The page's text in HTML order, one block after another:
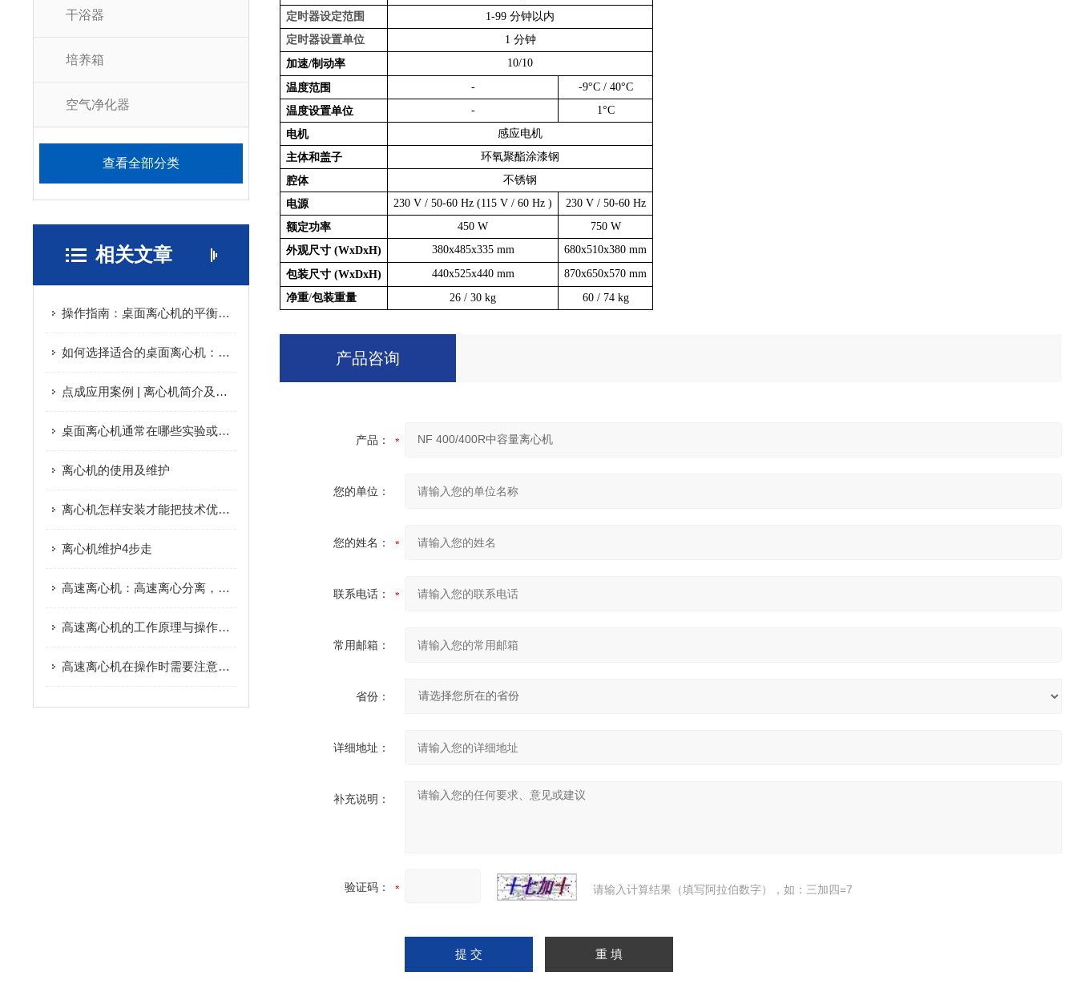
干浴器
培养箱
空气净化器
查看全部分类
相关文章
操作指南：桌面离心机的平衡配平、转子更换与日常维护要点
如何选择适合的桌面离心机：指南与建议
点成应用案例 | 离心机简介及其在新冠病毒分离中的应用
桌面离心机通常在哪些实验或行业中使用？
离心机的使用及维护
离心机怎样安装才能把技术优势发挥到更好
离心机维护4步走
高速离心机：高速离心分离，精准提纯生物样本
高速离心机的工作原理与操作技巧解析
高速离心机在操作时需要注意哪些安全事项？
定时器设定范围
1-99分钟以内
定时器设置单位
1 分钟
加速/制动率 10/10
温度范围 - -9°C / 40°C
温度设置单位 - 1°C
电机 感应电机
主体和盖子 环氧聚酯涂漆钢
腔体 不锈钢
电源 230 V / 50-60 Hz (115 V / 60 Hz ) 230 V / 50-60 Hz
额定功率 450 W 750 W
外观尺寸 (WxDxH) 380x485x335 mm 680x510x380 mm
包装尺寸 (WxDxH) 440x525x440 mm
870x650x570 mm
净重/包装重量 26 / 30 kg 60 / 74 kg
产品咨询
产品：
您的单位：
您的姓名：
联系电话：
常用邮箱：
省份：
详细地址：
补充说明：
验证码： 请输入计算结果（填写阿拉伯数字），如：三加四=7